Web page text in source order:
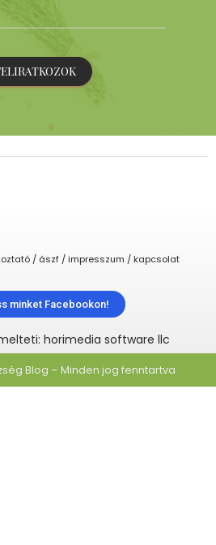
/ ászf / impresszum / kapcsolat
minket Facebookon!
horimedia software llc
Blog – Minden jog fenntartva